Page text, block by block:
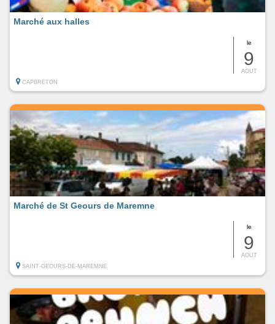
le
9
AOUT
Marché aux halles
CAPBRETON
le
9
AOUT
Marché de St Geours de Maremne
SAINT-GEOURS-DE-MAREMNE